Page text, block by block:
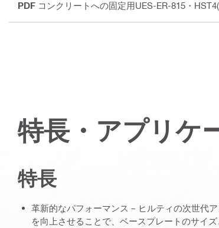
PDF コンクリートへの固定用UES-ER-815・
特長・アプリケ
特長
革新的なパフォーマンス – ヒルティの次世代
を向上させることで、ベースプレートのサイ